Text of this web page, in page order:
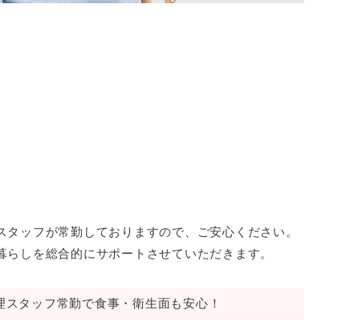
タッフが常勤しておりますので、ご安心ください。
らしを総合的にサポートさせていただきます。
スタッフ常勤で食事・衛生面も安心！